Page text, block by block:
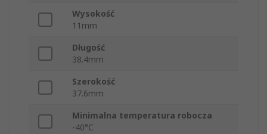
Wysokość
11mm
Długość
38.4mm
Szerokość
37.6mm
Minimalna temperatura robocza
-40°C